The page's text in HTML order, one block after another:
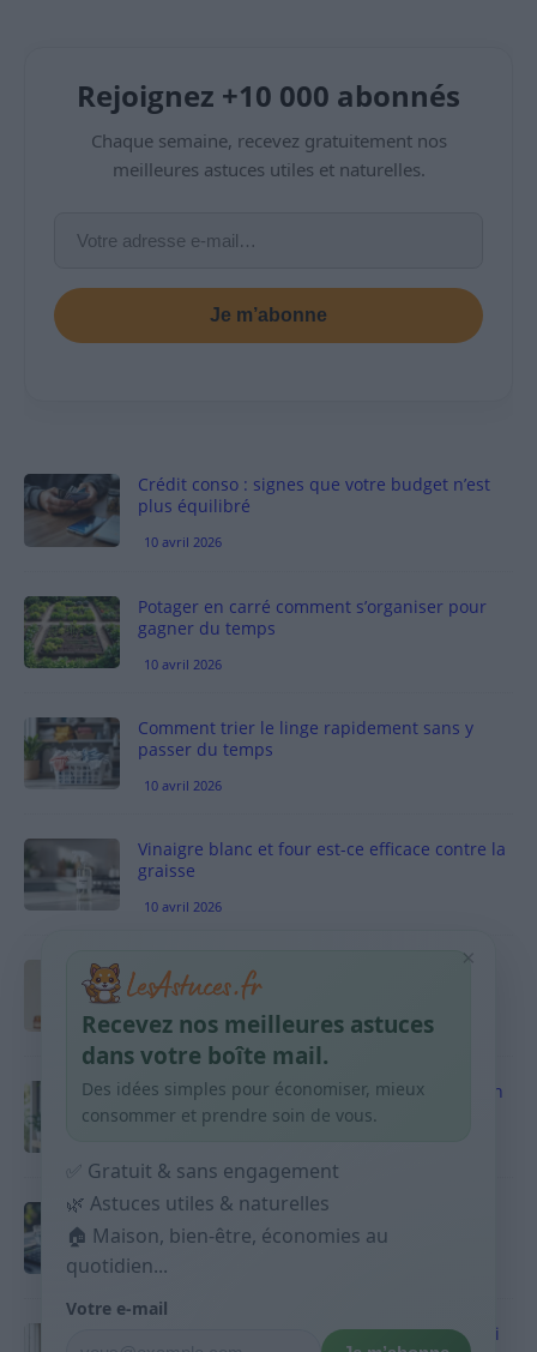
Rejoignez +10 000 abonnés
Chaque semaine, recevez gratuitement nos
meilleures astuces utiles et naturelles.
Je m’abonne
Crédit conso : signes que votre budget n’est
plus équilibré
10 avril 2026
Potager en carré comment s’organiser pour
gagner du temps
10 avril 2026
Comment trier le linge rapidement sans y
passer du temps
10 avril 2026
Vinaigre blanc et four est-ce efficace contre la
graisse
10 avril 2026
Taches pigmentaires : routine simple +
habitudes qui aident
9 avril 2026
Produits ménagers : comment économiser en
courses sans acheter 10 sprays
Budget mensuel : méthode rapide pour
répartir son salaire dès le jour de paie
9 avril 2026
Sport 10 minutes par jour est-ce utile et quoi
×
Recevez nos meilleures astuces
dans votre boîte mail.
Des idées simples pour économiser, mieux
consommer et prendre soin de vous.
✅ Gratuit & sans engagement
🌿 Astuces utiles & naturelles
🏠 Maison, bien-être, économies au
quotidien...
Votre e-mail